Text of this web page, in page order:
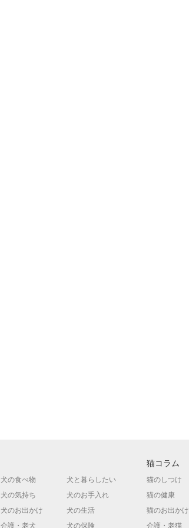
犬の食べ物
犬と暮らしたい
犬の気持ち
犬のお手入れ
犬のお出かけ
犬の生活
介護・老犬 犬の保険
猫コラム
猫のしつけ
猫の健康
猫のお出かけ
介護・老猫